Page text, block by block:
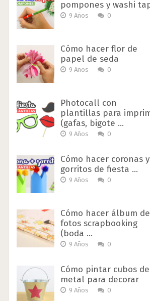
pompones y washi
9 Años 0
Cómo hacer flor de
papel de seda
9 Años 0
Photocall con
plantillas para
(gafas, bigote …
9 Años 0
Cómo hacer coronas y
gorritos de fiesta …
9 Años 0
Cómo hacer álbum de
fotos scrapbooking
(boda …
9 Años 0
Cómo pintar cubos de
metal para decorar
9 Años 0